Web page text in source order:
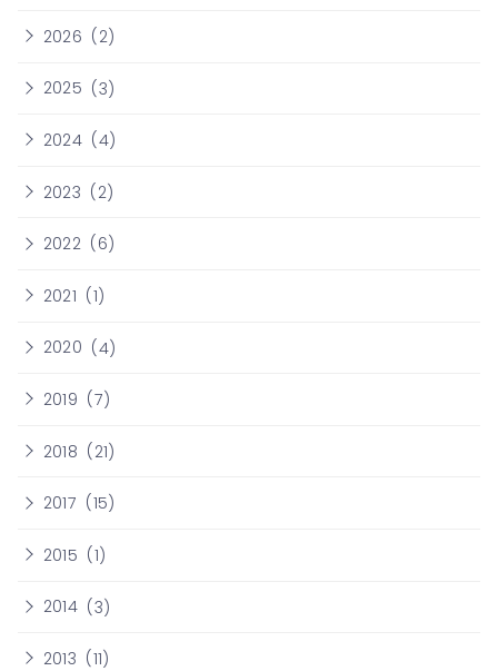
2026 (2)
2025 (3)
2024 (4)
2023 (2)
2022 (6)
2021 (1)
2020 (4)
2019 (7)
2018 (21)
2017 (15)
2015 (1)
2014 (3)
2013 (11)